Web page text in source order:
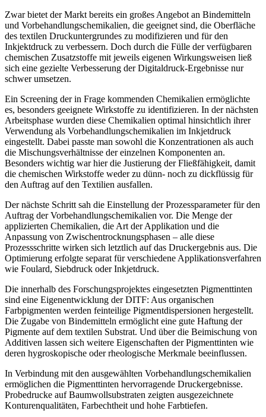
Zwar bietet der Markt bereits ein großes Angebot an Bindemitteln
und Vorbehandlungschemikalien, die geeignet sind, die Oberfläche
des textilen Druckuntergrundes zu modifizieren und für den
Inkjektdruck zu verbessern. Doch durch die Fülle der verfügbaren
chemischen Zusatzstoffe mit jeweils eigenen Wirkungsweisen ließ
sich eine gezielte Verbesserung der Digitaldruck-Ergebnisse nur
schwer umsetzen.
Ein Screening der in Frage kommenden Chemikalien ermöglichte
es, besonders geeignete Wirkstoffe zu identifizieren. In der nächsten
Arbeitsphase wurden diese Chemikalien optimal hinsichtlich ihrer
Verwendung als Vorbehandlungschemikalien im Inkjetdruck
eingestellt. Dabei passte man sowohl die Konzentrationen als auch
die Mischungsverhältnisse der einzelnen Komponenten an.
Besonders wichtig war hier die Justierung der Fließfähigkeit, damit
die chemischen Wirkstoffe weder zu dünn- noch zu dickflüssig für
den Auftrag auf den Textilien ausfallen.
Der nächste Schritt sah die Einstellung der Prozessparameter für den
Auftrag der Vorbehandlungschemikalien vor. Die Menge der
applizierten Chemikalien, die Art der Applikation und die
Anpassung von Zwischentrocknungsphasen – alle diese
Prozessschritte wirken sich letztlich auf das Druckergebnis aus. Die
Optimierung erfolgte separat für verschiedene Applikationsverfahren
wie Foulard, Siebdruck oder Inkjetdruck.
Die innerhalb des Forschungsprojektes eingesetzten Pigmenttinten
sind eine Eigenentwicklung der DITF: Aus organischen
Farbpigmenten werden feinteilige Pigmentdispersionen hergestellt.
Die Zugabe von Bindemitteln ermöglicht eine gute Haftung der
Pigmente auf dem textilen Substrat. Und über die Beimischung von
Additiven lassen sich weitere Eigenschaften der Pigmenttinten wie
deren hygroskopische oder rheologische Merkmale beeinflussen.
In Verbindung mit den ausgewählten Vorbehandlungschemikalien
ermöglichen die Pigmenttinten hervorragende Druckergebnisse.
Probedrucke auf Baumwollsubstraten zeigten ausgezeichnete
Konturenqualitäten, Farbechtheit und hohe Farbtiefen.